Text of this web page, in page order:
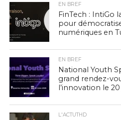
EN BREF
FinTech : IntiGo
pour
numériques en
EN BREF
National Youth
grand rendez-
l’innovation le
L'ACTUTHD